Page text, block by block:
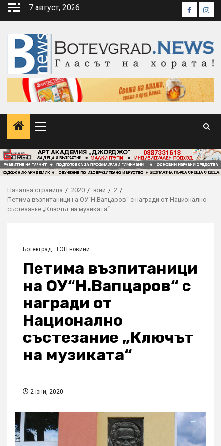
Skip
7 август, 2026 Facebook
Primary
Начална страница 2020 юни
2
Петима възпитаници на ОУ“Н.Вапцаров“ с награди от Национално
състезание „Ключът на музиката“
Ботевград ТОП новини
Петима възпитаници
на ОУ“Н.Вапцаров“ с
награди от
Национално
състезание „Ключът
на музиката“
2 юни, 2020